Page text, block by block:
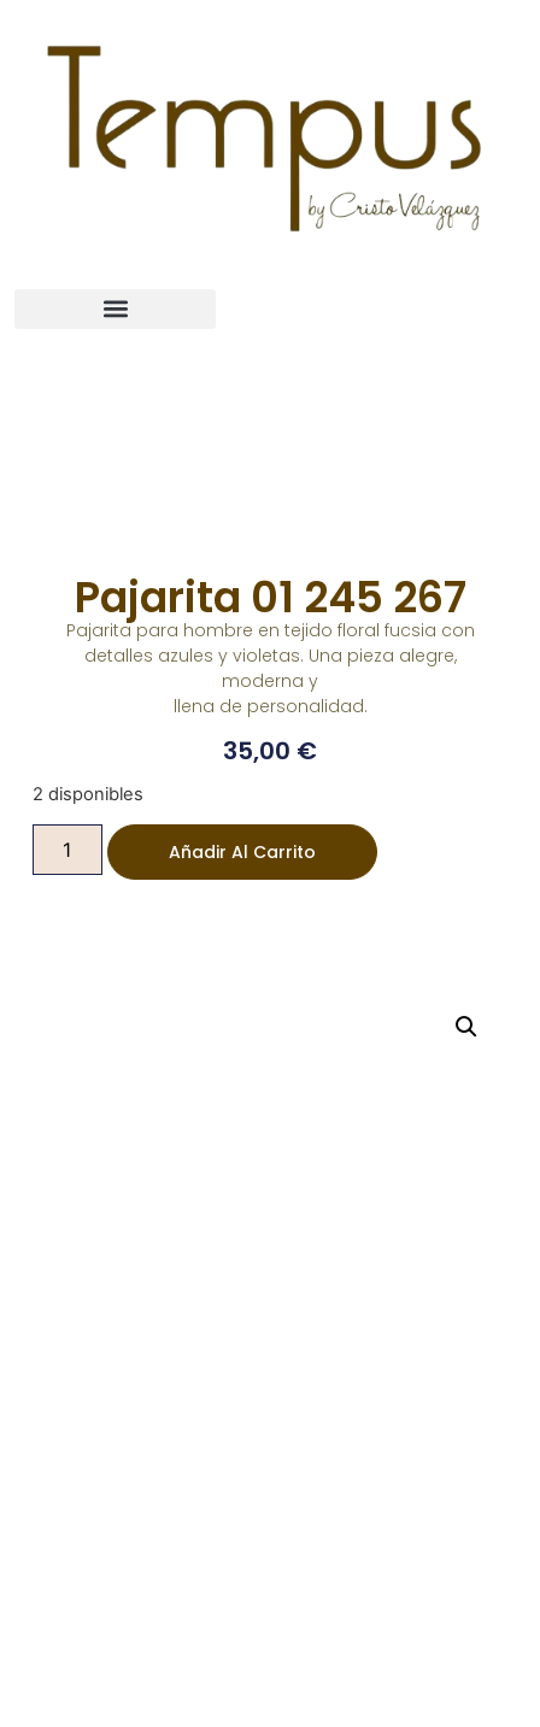
Pajarita 01 245 267
Pajarita para hombre en tejido floral fucsia con
detalles azules y violetas. Una pieza alegre,
moderna y
llena de personalidad.
35,00 €
2 disponibles
Añadir Al Carrito